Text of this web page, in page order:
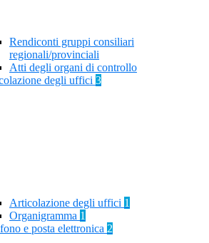
Rendiconti gruppi consiliari
regionali/provinciali
Atti degli organi di controllo
degli uffici 3
Articolazione degli uffici 1
Organigramma 1
e posta elettronica 2